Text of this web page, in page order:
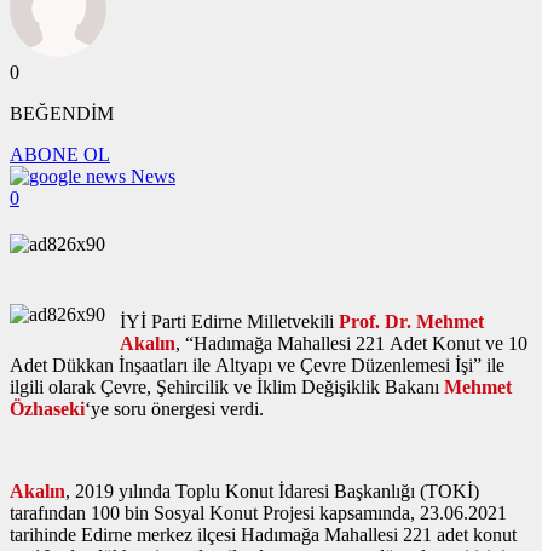
0
BEĞENDİM
ABONE OL
News
0
İYİ Parti Edirne Milletvekili Prof. Dr. Mehmet
Akalın, “Hadımağa Mahallesi 221 Adet Konut ve 10
Adet Dükkan İnşaatları ile Altyapı ve Çevre Düzenlemesi İşi” ile
ilgili olarak Çevre, Şehircilik ve İklim Değişiklik Bakanı Mehmet
Özhaseki‘ye soru önergesi verdi.
Akalın, 2019 yılında Toplu Konut İdaresi Başkanlığı (TOKİ)
tarafından 100 bin Sosyal Konut Projesi kapsamında, 23.06.2021
tarihinde Edirne merkez ilçesi Hadımağa Mahallesi 221 adet konut